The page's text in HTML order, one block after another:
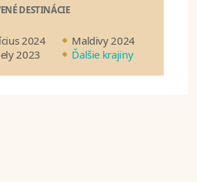
DESTINÁCIE
2024
Maldivy 2024
2023
Ďalšie krajiny